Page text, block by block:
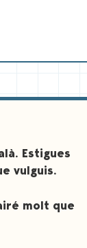
Estigues
vulguis.
molt que